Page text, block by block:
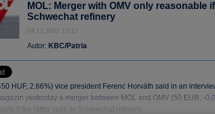
MOL: Merger with OMV only reasonable
Schwechat refinery
04.12.2007 10:12
Autor: KBC/Patria
HUF, 2,66%) vice president Ferenc Horváth said in an
yesterday a merger between MOL and OMV (50 EUR, -
if the latter sells its Schwechat refinery.